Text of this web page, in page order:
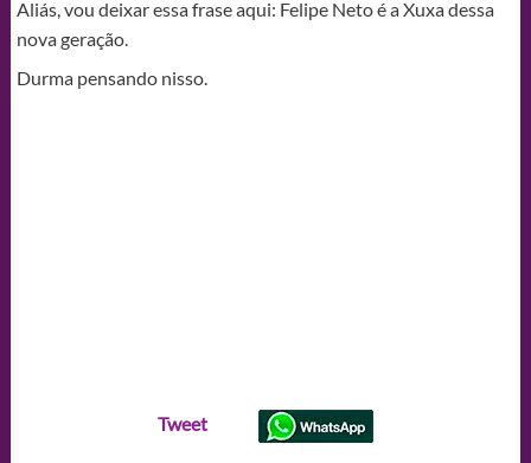
Aliás, vou deixar essa frase aqui: Felipe Neto é a Xuxa dessa
nova geração.
Durma pensando nisso.
Tweet